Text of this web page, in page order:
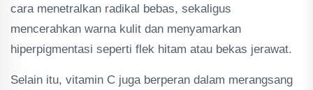
cara menetralkan radikal bebas, sekaligus
mencerahkan warna kulit dan menyamarkan
hiperpigmentasi seperti flek hitam atau bekas jerawat.
Selain itu, vitamin C juga berperan dalam merangsang